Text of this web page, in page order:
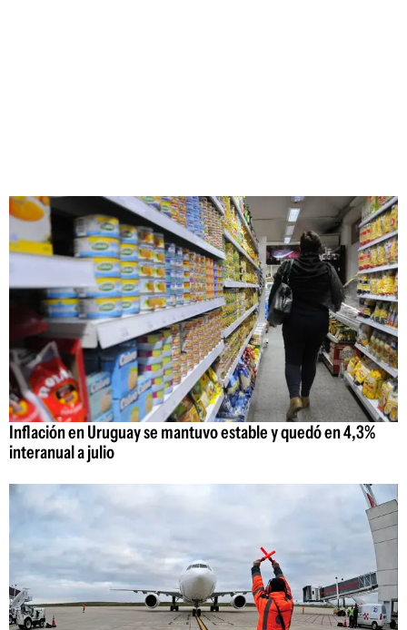
Inflación en Uruguay se mantuvo estable y quedó en 4,3%
interanual a julio